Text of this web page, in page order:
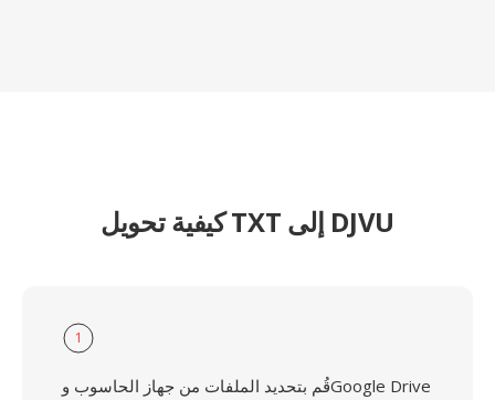
كيفية تحويل TXT إلى DJVU
1
قُم بتحديد الملفات من جهاز الحاسوب وGoogle Drive